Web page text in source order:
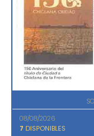
08/08/2026
7 DISPONIBLES